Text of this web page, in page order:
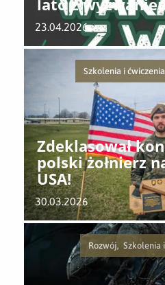
23.04.2026
Szkolenia i
Zdeklasował
polski żołnierz
USA!
30.03.2026
Rozwój, Szkolenia